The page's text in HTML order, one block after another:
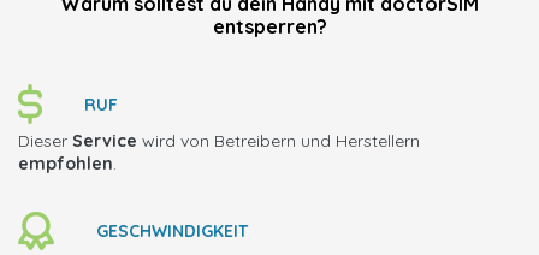
entsperren?
RUF
Dieser Service wird von Betreibern und Herstellern
empfohlen.
GESCHWINDIGKEIT